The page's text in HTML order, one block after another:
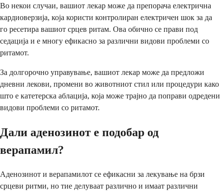
Во некои случаи, вашиот лекар може да препорача електрична
кардиоверзија, која користи контролиран електричен шок за да
го ресетира вашиот срцев ритам. Ова обично се прави под
седација и е многу ефикасно за различни видови проблеми со
ритамот.
За долгорочно управување, вашиот лекар може да предложи
дневни лекови, промени во животниот стил или процедури како
што е катетерска аблација, која може трајно да поправи одредени
видови проблеми со ритамот.
Дали аденозинот е подобар од
верапамил?
Аденозинот и верапамилот се ефикасни за лекување на брзи
срцеви ритми, но тие делуваат различно и имаат различни